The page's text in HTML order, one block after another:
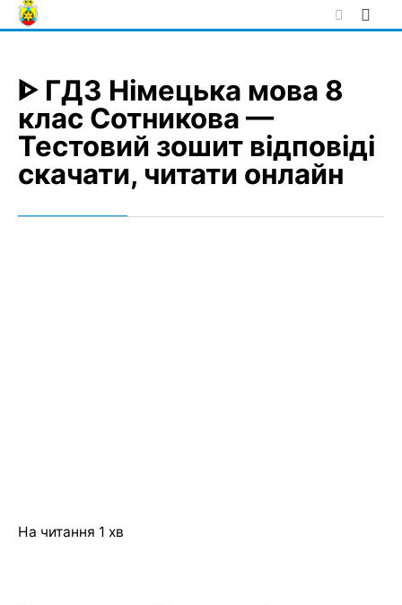
Skip
to
ᐈ ГДЗ Німецька мова 8
клас Сотникова —
Тестовий зошит відповіді
скачати, читати онлайн
На читання 1 хв